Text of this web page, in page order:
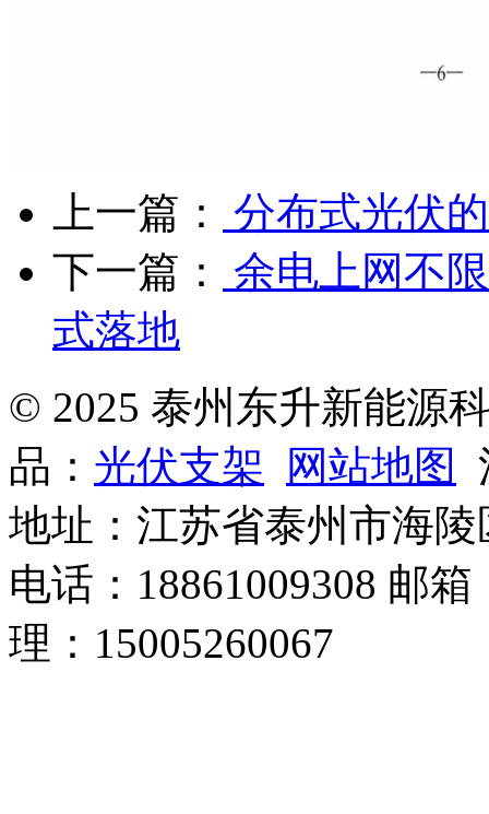
上一篇：
分布式光伏
下一篇：
余电上网不
式落地
© 2025 泰州东升新能源
品： 光伏支架 网站地图
地址：江苏省泰州市海
电话：18861009308 邮
理：15005260067